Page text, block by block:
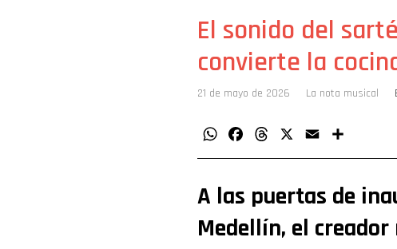
El sonido del
convierte la
21 de mayo de 2026 La nota musical
WhatsAppFacebookThreads Email
A las puertas de
Medellín, el